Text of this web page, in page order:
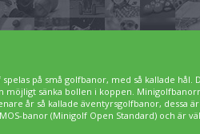
på små golfbanor, med så kallade
möjligt sänka bollen i koppen.
år så kallade äventyrsgolfbanor, dessa
banor (Minigolf Open Standard) och är